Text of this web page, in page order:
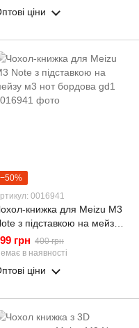
ціни
−50%
0016941
книжка для Meizu M3
з підставкою на мейзу
нот бордова gd1
грн 400 грн
в наявності
ціни